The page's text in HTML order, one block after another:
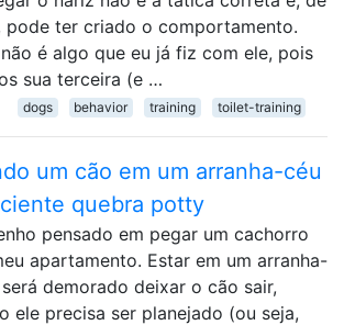
pode ter criado o comportamento.
é algo que eu já fiz com ele, pois
sua terceira (e …
dogs behavior training toilet-training
um cão em um arranha-céu
quebra potty
pensado em pegar um cachorro
apartamento. Estar em um arranha-
demorado deixar o cão sair,
ele precisa ser planejado (ou seja,